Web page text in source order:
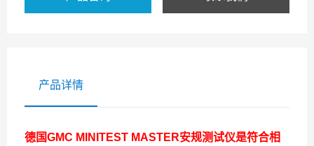
产品详情
德国GMC MINITEST MASTER安规测试仪是符合相